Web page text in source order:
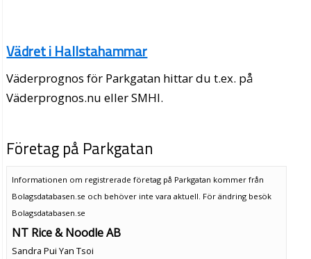
Vädret i Hallstahammar
Väderprognos för Parkgatan hittar du t.ex. på
Väderprognos.nu eller SMHI.
Företag på Parkgatan
Informationen om registrerade företag på Parkgatan kommer från
Bolagsdatabasen.se och behöver inte vara aktuell. För ändring besök
Bolagsdatabasen.se
NT Rice & Noodle AB
Sandra Pui Yan Tsoi